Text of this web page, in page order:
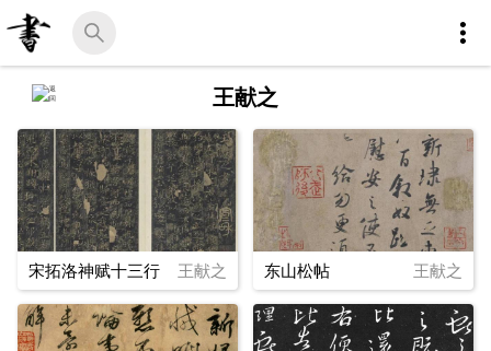
王献之
宋拓洛神赋十三行 王献之 东山松帖 王献之